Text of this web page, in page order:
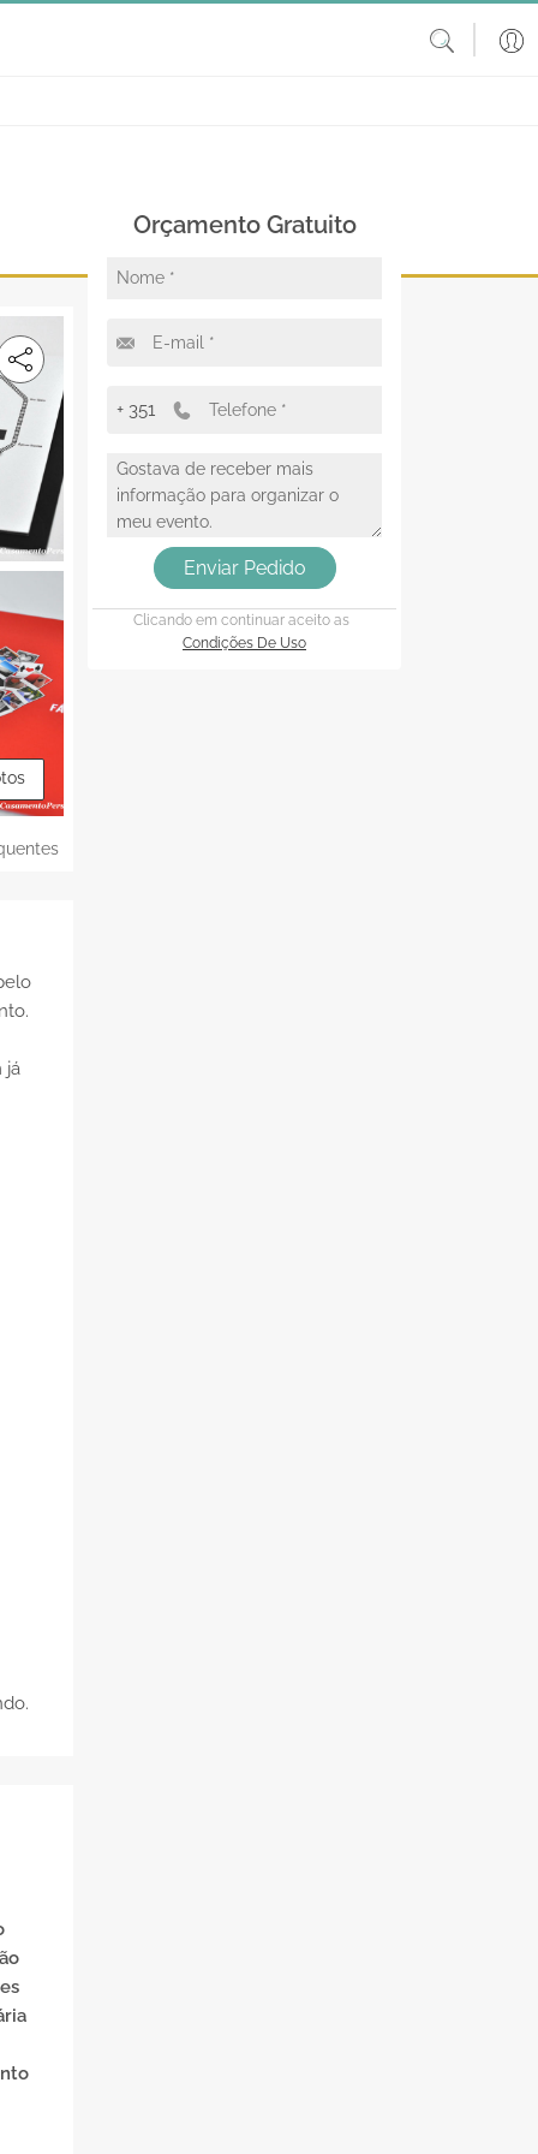
já
Orçamento Gratuito
+ 351
Enviar Pedido
Clicando em continuar aceito as
Condições De Uso